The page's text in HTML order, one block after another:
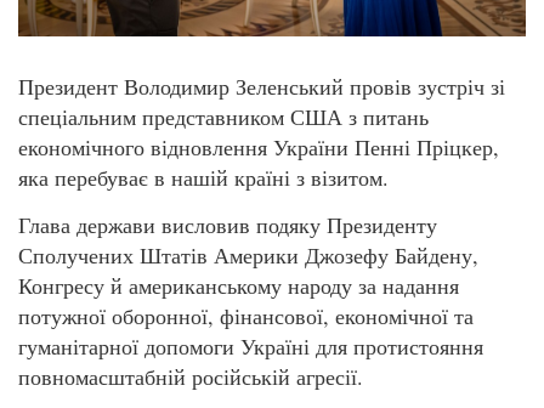
Президент Володимир Зеленський провів зустріч зі
спеціальним представником США з питань
економічного відновлення України Пенні Пріцкер,
яка перебуває в нашій країні з візитом.
Глава держави висловив подяку Президенту
Сполучених Штатів Америки Джозефу Байдену,
Конгресу й американському народу за надання
потужної оборонної, фінансової, економічної та
гуманітарної допомоги Україні для протистояння
повномасштабній російській агресії.